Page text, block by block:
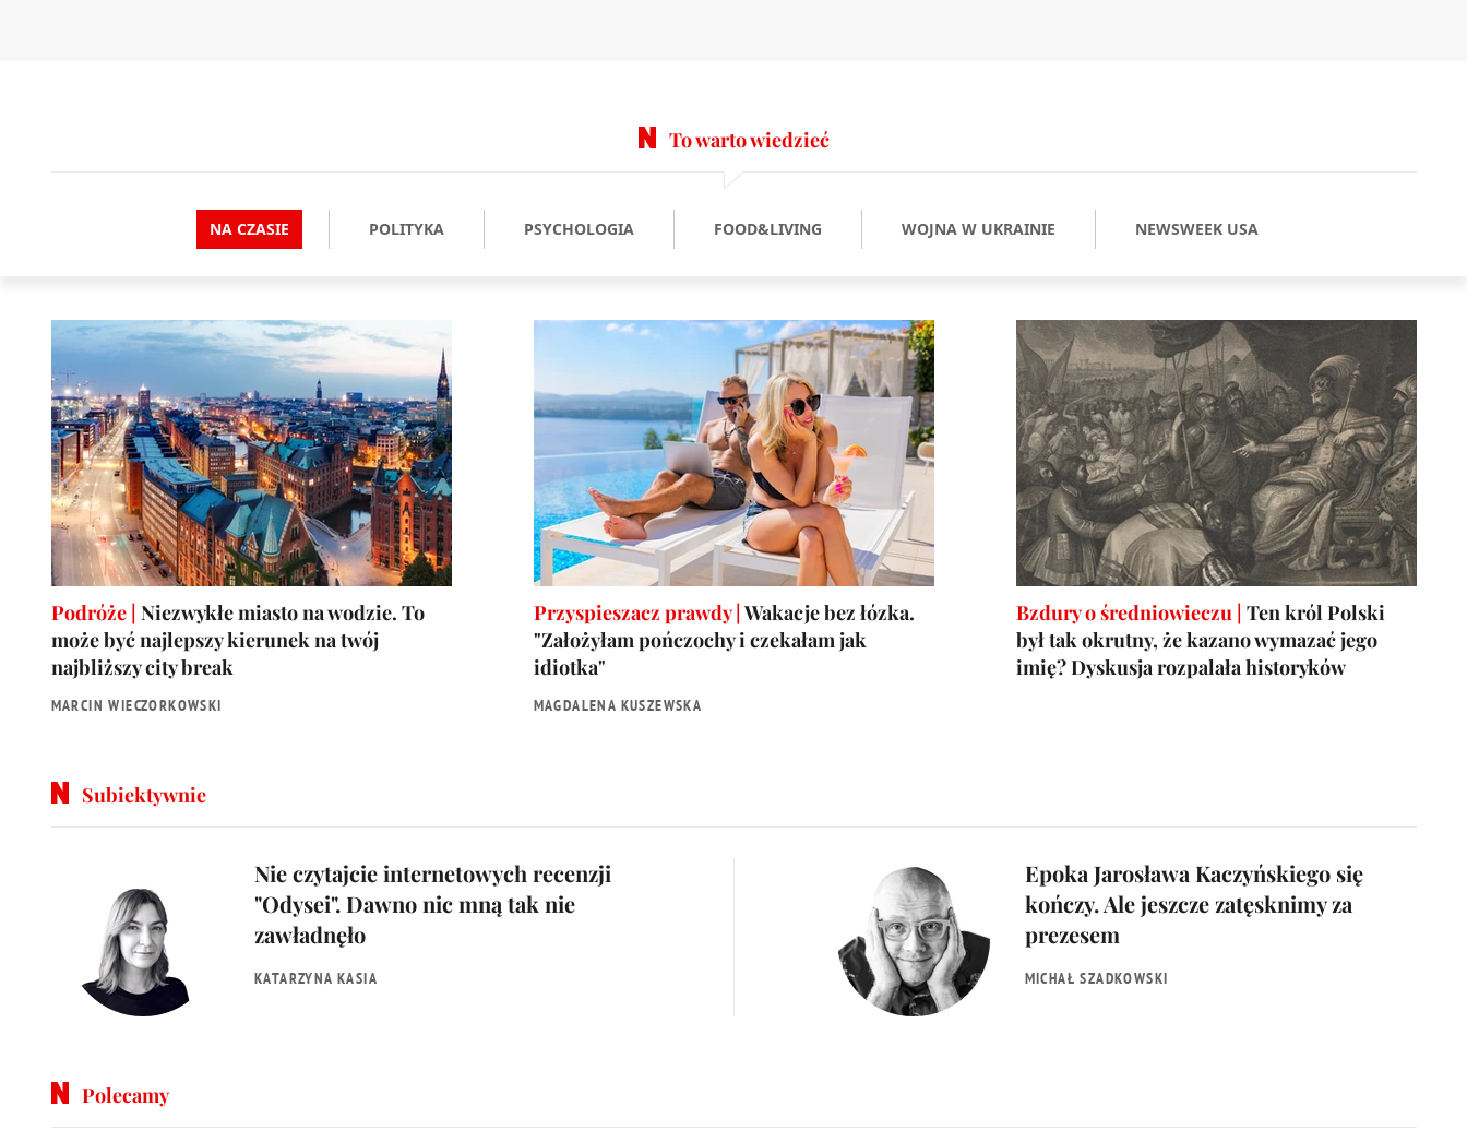
To warto wiedzieć
NA CZASIE POLITYKA PSYCHOLOGIA FOOD&LIVING WOJNA W UKRAINIE NEWSWEEK USA
Podróże | Niezwykłe miasto na wodzie. To
może być najlepszy kierunek na twój
najbliższy city break
MARCIN WIECZORKOWSKI
Przyspieszacz prawdy | Wakacje bez łózka.
"Założyłam pończochy i czekałam jak
idiotka"
MAGDALENA KUSZEWSKA
Bzdury o średniowieczu | Ten król Polski
był tak okrutny, że kazano wymazać jego
imię? Dyskusja rozpalała historyków
Subiektywnie
Nie czytajcie internetowych recenzji
"Odysei". Dawno nic mną tak nie
zawładnęło
KATARZYNA KASIA
Epoka Jarosława Kaczyńskiego się
kończy. Ale jeszcze zatęsknimy za
prezesem
MICHAŁ SZADKOWSKI
Polecamy